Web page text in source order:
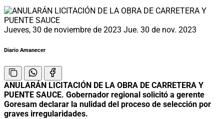
Jueves, 30 de noviembre de 2023 Jue. 30 de nov. 2023
Diario Amanecer
ANULARÁN LICITACIÓN DE LA OBRA DE CARRETERA Y
PUENTE SAUCE. Gobernador regional solicitó a gerente
Goresam declarar la nulidad del proceso de selección por
graves irregularidades.